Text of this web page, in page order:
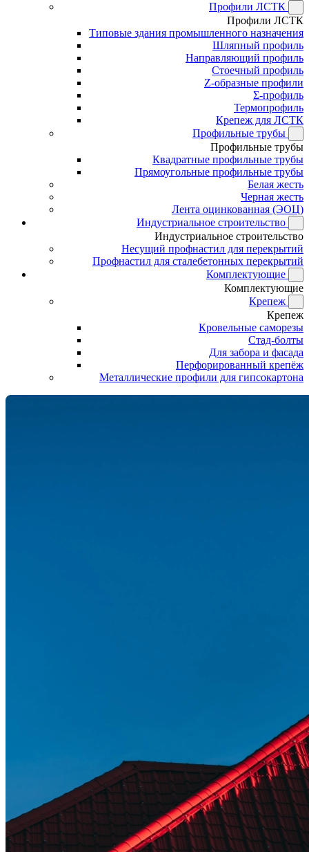
Профили ЛСТК
Профили ЛСТК
Типовые здания промышленного назначения
Шляпный профиль
Направляющий профиль
Стоечный профиль
Z-образные профили
Σ-профиль
Термопрофиль
Крепеж для ЛСТК
Профильные трубы
Профильные трубы
Квадратные профильные трубы
Прямоугольные профильные трубы
Белая жесть
Черная жесть
Лента оцинкованная (ЭОЦ)
Индустриальное строительство
Индустриальное строительство
Несущий профнастил для перекрытий
Профнастил для сталебетонных перекрытий
Комплектующие
Комплектующие
Крепеж
Крепеж
Кровельные саморезы
Стад-болты
Для забора и фасада
Перфорированный крепёж
Металлические профили для гипсокартона